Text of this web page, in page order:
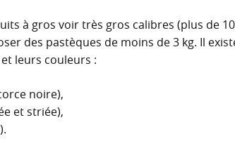
à gros voir très gros calibres (plus de 10
des pastèques de moins de 3 kg. Il
leurs couleurs :
noire),
et striée),